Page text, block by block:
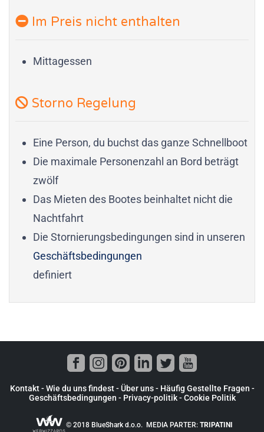
Im Preis nicht enthalten
Mittagessen
Storno Regelung
Eine Person, du buchst das ganze Schnellboot
Die maximale Personenzahl an Bord beträgt
zwölf
Das Mieten des Bootes beinhaltet nicht die
Nachtfahrt
Die Stornierungsbedingungen sind in unseren
Geschäftsbedingungen
definiert
Kontakt-Wie du uns findest-Über uns- Häufig Gestellte Fragen -
Geschäftsbedingungen - Privacy-politik-Cookie Politik
© 2018 BlueShark d.o.o. MEDIA PARTER: TRIPATINI